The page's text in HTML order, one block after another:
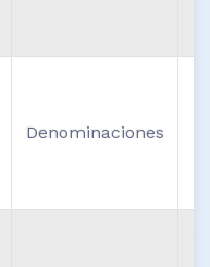
Denominaciones